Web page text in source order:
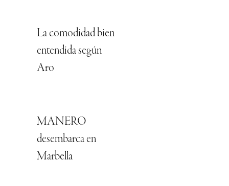
La comodidad bien
entendida según
Aro
MANERO
desembarca en
Marbella